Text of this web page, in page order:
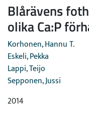
Blårävens
olika Ca:P
Korhonen, Hannu T.
Eskeli, Pekka
Lappi, Teijo
Sepponen, Jussi
2014